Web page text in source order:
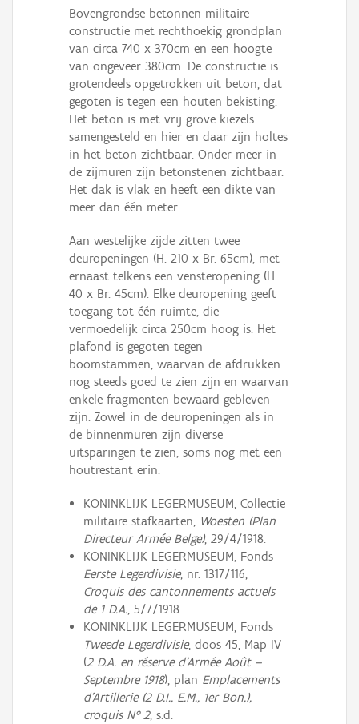
Bovengrondse betonnen militaire
constructie met rechthoekig grondplan
van circa 740 x 370cm en een hoogte
van ongeveer 380cm. De constructie is
grotendeels opgetrokken uit beton, dat
gegoten is tegen een houten bekisting.
Het beton is met vrij grove kiezels
samengesteld en hier en daar zijn holtes
in het beton zichtbaar. Onder meer in
de zijmuren zijn betonstenen zichtbaar.
Het dak is vlak en heeft een dikte van
meer dan één meter.
Aan westelijke zijde zitten twee
deuropeningen (H. 210 x Br. 65cm), met
ernaast telkens een vensteropening (H.
40 x Br. 45cm). Elke deuropening geeft
toegang tot één ruimte, die
vermoedelijk circa 250cm hoog is. Het
plafond is gegoten tegen
boomstammen, waarvan de afdrukken
nog steeds goed te zien zijn en waarvan
enkele fragmenten bewaard gebleven
zijn. Zowel in de deuropeningen als in
de binnenmuren zijn diverse
uitsparingen te zien, soms nog met een
houtrestant erin.
KONINKLIJK LEGERMUSEUM, Collectie
militaire stafkaarten, Woesten (Plan
Directeur Armée Belge), 29/4/1918.
KONINKLIJK LEGERMUSEUM, Fonds
Eerste Legerdivisie, nr. 1317/116,
Croquis des cantonnements actuels
de 1 D.A., 5/7/1918.
KONINKLIJK LEGERMUSEUM, Fonds
Tweede Legerdivisie, doos 45, Map IV
(2 D.A. en réserve d’Armée Août –
Septembre 1918), plan Emplacements
d’Artillerie (2 D.I., E.M., 1er Bon,),
croquis N° 2, s.d.